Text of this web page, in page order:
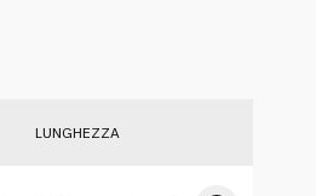
LUNGHEZZA